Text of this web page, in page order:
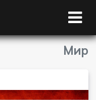
Мир